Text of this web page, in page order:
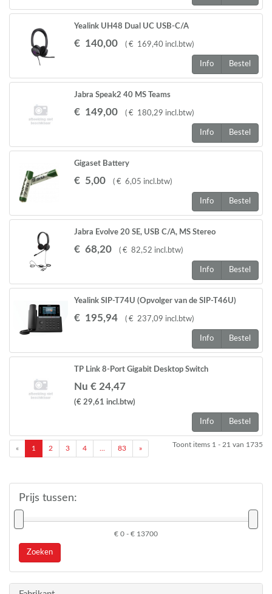
Yealink UH48 Dual UC USB-C/A
€ 140,00 ( € 169,40 incl.btw)
Info Bestel
Jabra Speak2 40 MS Teams
€ 149,00 ( € 180,29 incl.btw)
Info Bestel
Gigaset Battery
C610,S3,S4,S5 Pro,S79,S800,,E630 2 STUKS
€ 5,00 ( € 6,05 incl.btw)
Info Bestel
Jabra Evolve 20 SE, USB C/A, MS Stereo
€ 68,20 ( € 82,52 incl.btw)
Info Bestel
Yealink SIP-T74U (Opvolger van de SIP-T46U)
€ 195,94 ( € 237,09 incl.btw)
Info Bestel
TP Link 8-Port Gigabit Desktop Switch
Nu € 24,47
(€ 29,61 incl.btw)
Info Bestel
Toont items 1 - 21 van 1735
« 1 2 3 4 83 »
Prijs tussen:
€ 0 - € 13700
Zoeken